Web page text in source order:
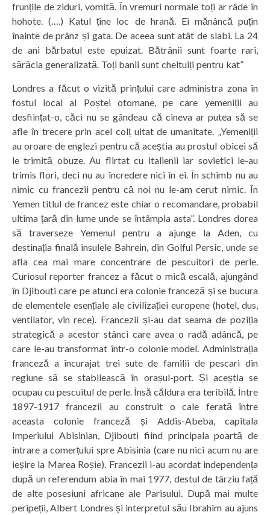
frunțile de ziduri, vomită. În vremuri normale toți ar râde în
hohote. (….) Katul ține loc de hrană. Ei mănâncă puțin
înainte de prânz și gata. De aceea sunt atât de slabi. La 24
de ani bărbatul este epuizat. Bătrânii sunt foarte rari,
sărăcia generalizată. Toți banii sunt cheltuiți pentru kat”
Londres a făcut o vizită prințului care administra zona în
fostul local al Poștei otomane, pe care yemeniții au
desființat-o, căci nu se gândeau că cineva ar putea să se
afle în trecere prin acel colț uitat de umanitate. „Yemeniții
au oroare de englezi pentru că aceștia au prostul obicei să
le trimită obuze. Au flirtat cu italienii iar sovietici le-au
trimis flori, deci nu au încredere nici în ei. În schimb nu au
nimic cu francezii pentru că noi nu le-am cerut nimic. În
Yemen titlul de francez este chiar o recomandare, probabil
ultima țară din lume unde se întâmpla asta”. Londres dorea
să traverseze Yemenul pentru a ajunge la Aden, cu
destinația finală insulele Bahrein, din Golful Persic, unde se
afla cea mai mare concentrare de pescuitori de perle.
Curiosul reporter francez a făcut o mică escală, ajungând
în Djibouti care pe atunci era colonie franceză și se bucura
de elementele esențiale ale civilizației europene (hotel, dus,
ventilator, vin rece). Francezii și-au dat seama de poziția
strategică a acestor stânci care avea o radă adâncă, pe
care le-au transformat într-o colonie model. Administrația
franceză a încurajat trei sute de familii de pescari din
regiune să se stabilească în orașul-port. Și aceștia se
ocupau cu pescuitul de perle. Însă căldura era teribilă. Între
1897-1917 francezii au construit o cale ferată între
aceasta colonie franceză și Addis-Abeba, capitala
Imperiului Abisinian, Djibouti fiind principala poartă de
intrare a comerțului spre Abisinia (care nu nici acum nu are
ieșire la Marea Roșie). Francezii i-au acordat independența
după un referendum abia în mai 1977, destul de târziu față
de alte posesiuni africane ale Parisului. După mai multe
peripeții, Albert Londres și interpretul său Ibrahim au ajuns